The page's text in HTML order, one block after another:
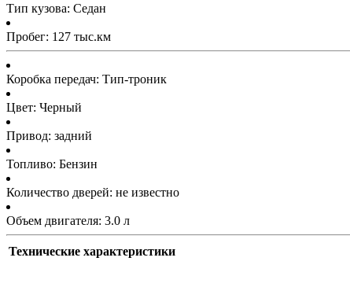
Тип кузова: Седан
Пробег: 127 тыс.км
Коробка передач: Тип-троник
Цвет: Черный
Привод: задний
Топливо: Бензин
Количество дверей: не известно
Объем двигателя: 3.0 л
Технические характеристики